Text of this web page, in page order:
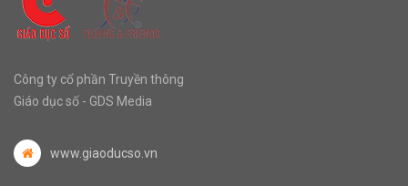
Công ty cổ phần Truyền thông
Giáo dục số - GDS Media
www.giaoducso.vn